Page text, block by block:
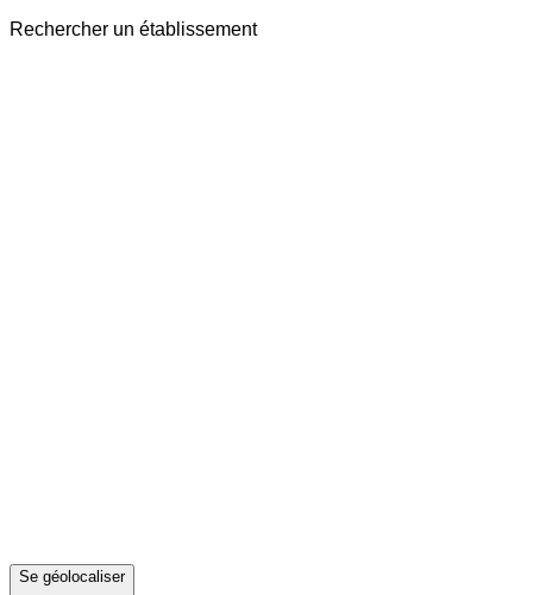
Rechercher un établissement
Se géolocaliser